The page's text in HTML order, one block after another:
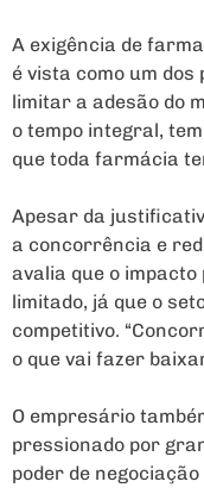
A exigência de
é vista como um
limitar a adesão do
o tempo integral,
que toda farmácia
Apesar da
a concorrência e
avalia que o
limitado, já que o
competitivo.
o que vai fazer
O empresário
pressionado por
poder de